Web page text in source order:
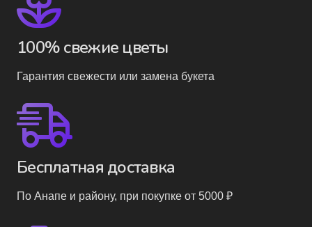
100% свежие цветы
Гарантия свежести или замена букета
Бесплатная доставка
По Анапе и району, при покупке от 5000 ₽